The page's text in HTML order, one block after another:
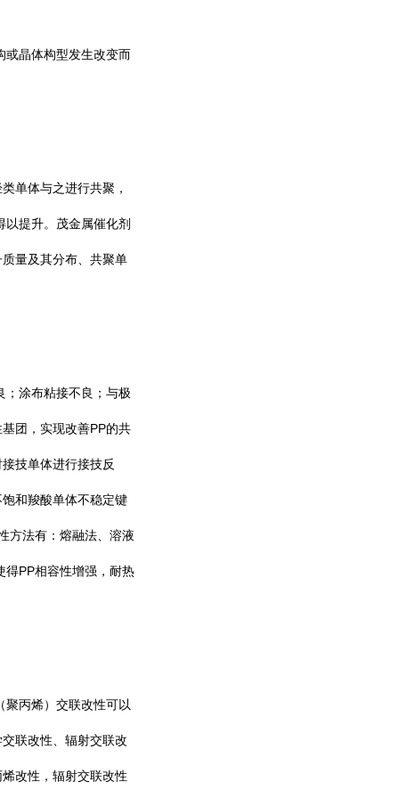
或晶体构型发生改变而
单体与之进行共聚，
提升。茂金属催化剂
量及其分布、共聚单
；涂布粘接不良；与极
团，实现改善PP的共
技单体进行接技反
和羧酸单体不稳定键
方法有：熔融法、溶液
得PP相容性增强，耐热
聚丙烯）交联改性可以
联改性、辐射交联改
改性，辐射交联改性